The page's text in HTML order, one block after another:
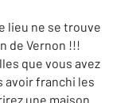
lieu ne se trouve
de Vernon !!!
que vous avez
avoir franchi les
une maison